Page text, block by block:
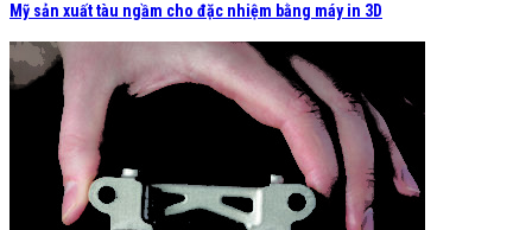
Mỹ sản xuất tàu ngầm cho đặc nhiệm bằng máy in 3D